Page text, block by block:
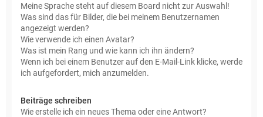
Meine Sprache steht auf diesem Board nicht zur Auswahl!
Was sind das für Bilder, die bei meinem Benutzernamen
angezeigt werden?
Wie verwende ich einen Avatar?
Was ist mein Rang und wie kann ich ihn ändern?
Wenn ich bei einem Benutzer auf den E-Mail-Link klicke, werde
ich aufgefordert, mich anzumelden.
Beiträge schreiben
Wie erstelle ich ein neues Thema oder eine Antwort?